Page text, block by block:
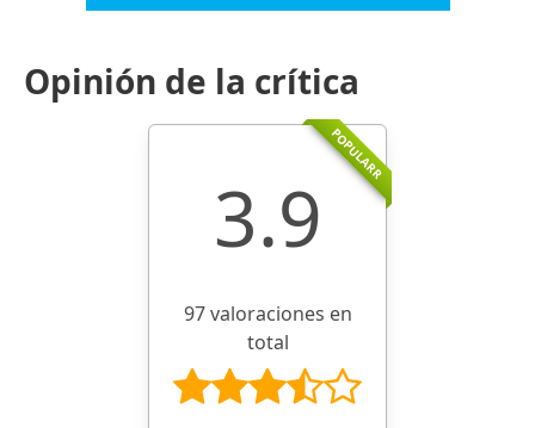
Opinión de la crítica
POPULARR
3.9
97 valoraciones en
total